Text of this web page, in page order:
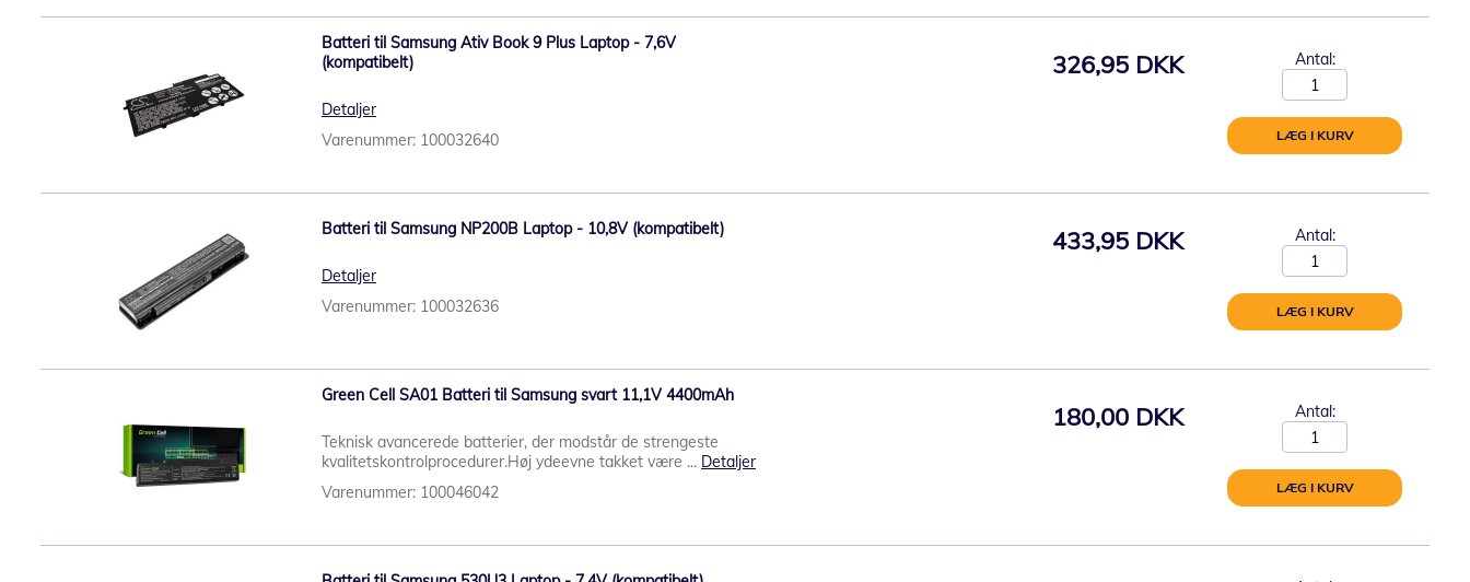
Batteri til Samsung Ativ Book 9 Plus Laptop - 7,6V
(kompatibelt)
Detaljer
Varenummer: 100032640
326,95 DKK Antal:
LÆG I KURV
Batteri til Samsung NP200B Laptop - 10,8V (kompatibelt)
Detaljer
Varenummer: 100032636
433,95 DKK Antal:
LÆG I KURV
Green Cell SA01 Batteri til Samsung svart 11,1V 4400mAh
Teknisk avancerede batterier, der modstår de strengeste
kvalitetskontrolprocedurer.Høj ydeevne takket være ... Detaljer
Varenummer: 100046042
180,00 DKK Antal:
LÆG I KURV